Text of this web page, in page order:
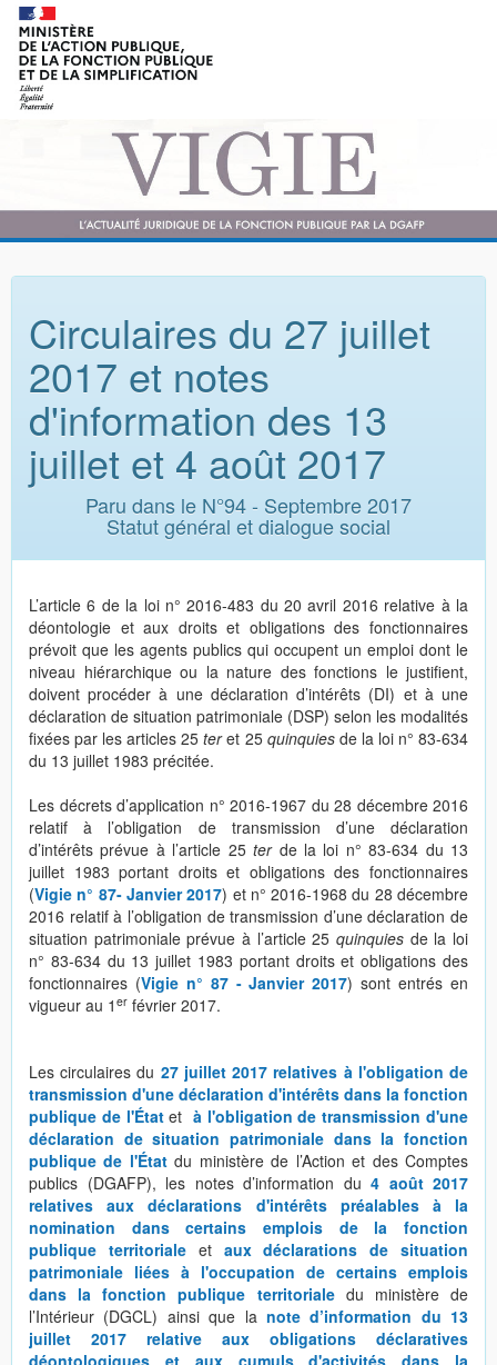
Circulaires du 27 juillet
2017 et notes
d'information des 13
juillet et 4 août 2017
Paru dans le N°94 - Septembre 2017
Statut général et dialogue social
L’article 6 de la loi n° 2016-483 du 20 avril 2016 relative à la
déontologie et aux droits et obligations des fonctionnaires
prévoit que les agents publics qui occupent un emploi dont le
niveau hiérarchique ou la nature des fonctions le justifient,
doivent procéder à une déclaration d’intérêts (DI) et à une
déclaration de situation patrimoniale (DSP) selon les modalités
fixées par les articles 25teret 25 quinquiesde la loi n° 83-634
du 13 juillet 1983 précitée.
Les décrets d’application n° 2016-1967 du 28 décembre 2016
relatif à l’obligation de transmission d’une déclaration
d’intérêts prévue à l’article 25terde la loi n° 83-634 du 13
juillet 1983 portant droits et obligations des fonctionnaires
(Vigie n° 87- Janvier 2017) et n° 2016-1968 du 28 décembre
2016 relatif à l’obligation de transmission d’une déclaration de
situation patrimoniale prévue à l’article 25 quinquies de la loi
n° 83-634 du 13 juillet 1983 portant droits et obligations des
fonctionnaires (Vigie n° 87 - Janvier 2017) sont entrés en
vigueur au 1 er février 2017.
Les circulaires du 27 juillet 2017 relatives à l'obligation de
transmission d'une déclaration d'intérêts dans la fonction
publique de l'Étatet à l'obligation de transmission d'une
déclaration de situation patrimoniale dans la fonction
publique de l'Étatdu ministère de l’Action et des Comptes
publics (DGAFP), les notes d’information du 4 août 2017
relatives aux déclarations d'intérêts préalables à la
nomination dans certains emplois de la fonction
publique territorialeet aux déclarations de situation
patrimoniale liées à l'occupation de certains emplois
dans la fonction publique territorialedu ministère de
l’Intérieur (DGCL) ainsi que la note d’information du 13
juillet 2017 relative aux obligations déclaratives